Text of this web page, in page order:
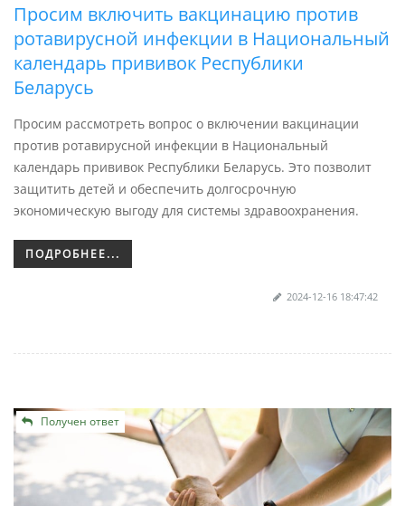
Просим включить вакцинацию против
ротавирусной инфекции в Национальный
календарь прививок Республики
Беларусь
Просим рассмотреть вопрос о включении вакцинации
против ротавирусной инфекции в Национальный
календарь прививок Республики Беларусь. Это позволит
защитить детей и обеспечить долгосрочную
экономическую выгоду для системы здравоохранения.
ПОДРОБНЕЕ...
2024-12-16 18:47:42
Получен ответ